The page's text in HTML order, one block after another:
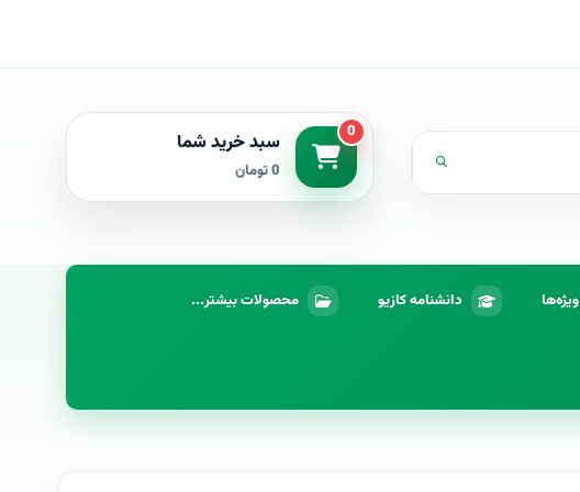
0 سبد خرید شما
0 تومان
ویژه‌ها دانشنامه کازیو محصولات بیشتر...